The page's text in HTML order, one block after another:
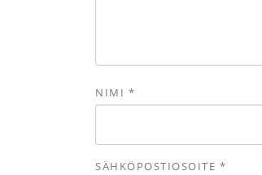
NIMI *
SÄHKÖPOSTIOSOITE *